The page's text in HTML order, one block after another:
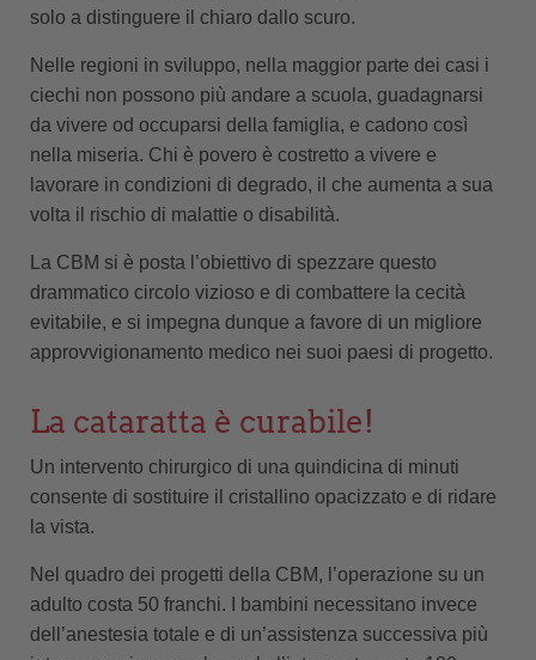
solo a distinguere il chiaro dallo scuro.
Nelle regioni in sviluppo, nella maggior parte dei casi i
ciechi non possono più andare a scuola, guadagnarsi
da vivere od occuparsi della famiglia, e cadono così
nella miseria. Chi è povero è costretto a vivere e
lavorare in condizioni di degrado, il che aumenta a sua
volta il rischio di malattie o disabilità.
La CBM si è posta l’obiettivo di spezzare questo
drammatico circolo vizioso e di combattere la cecità
evitabile, e si impegna dunque a favore di un migliore
approvvigionamento medico nei suoi paesi di progetto.
La cataratta è curabile!
Un intervento chirurgico di una quindicina di minuti
consente di sostituire il cristallino opacizzato e di ridare
la vista.
Nel quadro dei progetti della CBM, l’operazione su un
adulto costa 50 franchi. I bambini necessitano invece
dell’anestesia totale e di un’assistenza successiva più